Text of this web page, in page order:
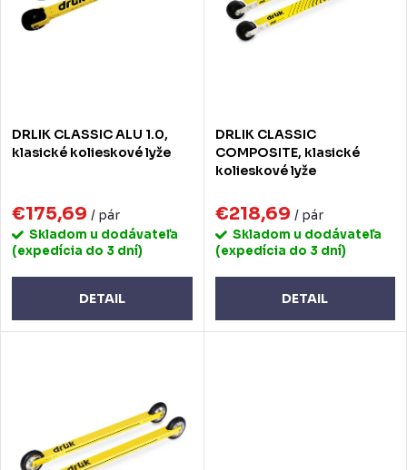
e
d
k
t
o
v
s
d
k
t
o
v
DRLIK CLASSIC ALU 1.0,
klasické kolieskové lyže
€175,69 / pár
Skladom u dodávateľa
(expedícia do 3 dní)
DETAIL
DRLIK CLASSIC
COMPOSITE, klasické
kolieskové lyže
€218,69 / pár
Skladom u dodávateľa
(expedícia do 3 dní)
DETAIL